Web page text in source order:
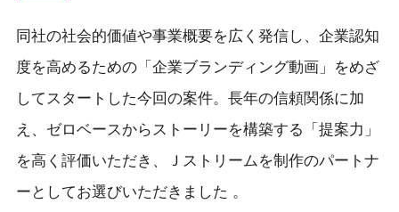
同社の社会的価値や事業概要を広く発信し、企業認知
度を高めるための「企業ブランディング動画」をめざ
してスタートした今回の案件。長年の信頼関係に加
え、ゼロベースからストーリーを構築する「提案力」
を高く評価いただき、Ｊストリームを制作のパートナ
ーとしてお選びいただきました 。